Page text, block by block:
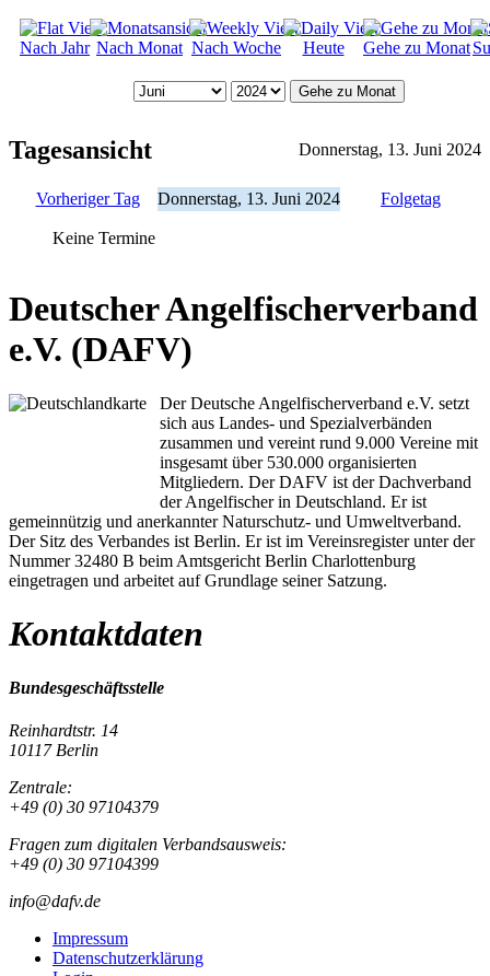
Nach Jahr Nach Monat Nach Woche Heute Gehe zu Monat
Gehe zu Monat
Tagesansicht Donnerstag, 13. Juni 2024
Vorheriger Tag Donnerstag, 13. Juni 2024 Folgetag
Keine Termine
Deutscher Angelfischerverband
e.V. (DAFV)
Der Deutsche Angelfischerverband e.V. setzt
sich aus Landes- und Spezialverbänden
zusammen und vereint rund 9.000 Vereine mit
insgesamt über 530.000 organisierten
Mitgliedern. Der DAFV ist der Dachverband
der Angelfischer in Deutschland. Er ist
gemeinnützig und anerkannter Naturschutz- und Umweltverband.
Der Sitz des Verbandes ist Berlin. Er ist im Vereinsregister unter der
Nummer 32480 B beim Amtsgericht Berlin Charlottenburg
eingetragen und arbeitet auf Grundlage seiner Satzung.
Kontaktdaten
Bundesgeschäftsstelle
Reinhardtstr. 14
10117 Berlin
Zentrale:
+49 (0) 30 97104379
Fragen zum digitalen Verbandsausweis:
+49 (0) 30 97104399
info@dafv.de
Impressum
Datenschutzerklärung